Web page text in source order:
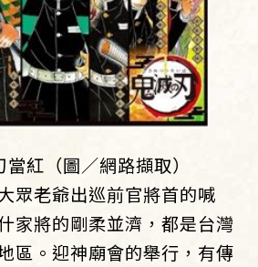
紅（圖／網路擷取）
眾老爺出巡前官將首的喊
家將的剛柔並濟，都是台灣
區。迎神廟會的舉行，有傳